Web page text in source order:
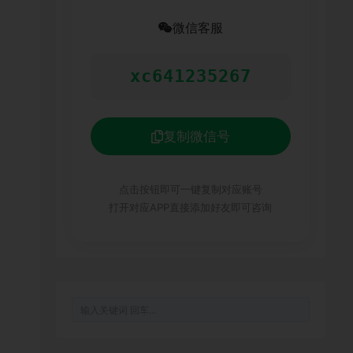
微信客服
xc641235267
复制微信号